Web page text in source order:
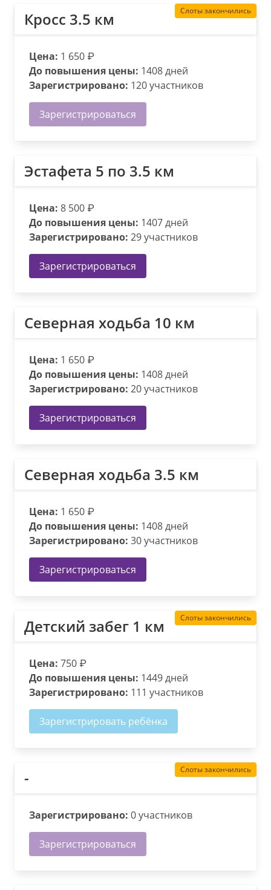
Кросс 3.5 км Слоты закончились
Цена: 1 650 ₽
До повышения цены: 1408 дней
Зарегистрировано: 120 участников
Зарегистрироваться
Эстафета 5 по 3.5 км
Цена: 8 500 ₽
До повышения цены: 1407 дней
Зарегистрировано: 29 участников
Зарегистрироваться
Северная ходьба 10 км
Цена: 1 650 ₽
До повышения цены: 1408 дней
Зарегистрировано: 20 участников
Зарегистрироваться
Северная ходьба 3.5 км
Цена: 1 650 ₽
До повышения цены: 1408 дней
Зарегистрировано: 30 участников
Зарегистрироваться
Детский забег 1 км Слоты закончились
Цена: 750 ₽
До повышения цены: 1449 дней
Зарегистрировано: 111 участников
Зарегистрировать ребёнка
- Слоты закончились
Зарегистрировано: 0 участников
Зарегистрироваться